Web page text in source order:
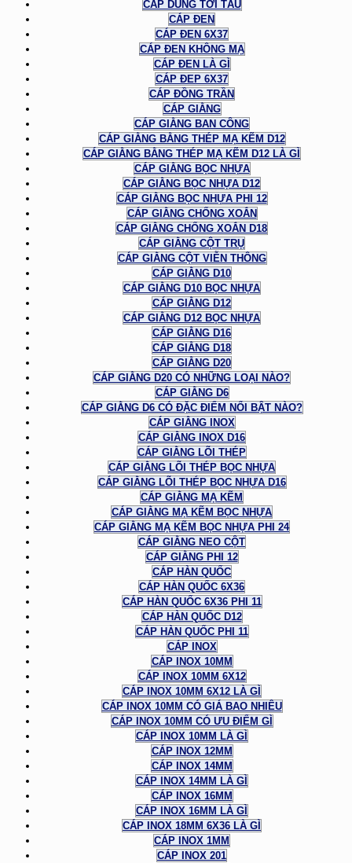
CÁP DÙNG TỜI TÀU
CÁP ĐEN
CÁP ĐEN 6X37
CÁP ĐEN KHÔNG MẠ
CÁP ĐEN LÀ GÌ
CÁP ĐEP 6X37
CÁP ĐỒNG TRẦN
CÁP GIẰNG
CÁP GIẰNG BAN CÔNG
CÁP GIẰNG BẰNG THÉP MẠ KẼM D12
CÁP GIẰNG BẰNG THÉP MẠ KẼM D12 LÀ GÌ
CÁP GIẰNG BỌC NHỰA
CÁP GIẰNG BỌC NHỰA D12
CÁP GIẰNG BỌC NHỰA PHI 12
CÁP GIẰNG CHỐNG XOẮN
CÁP GIẰNG CHỐNG XOẮN D18
CÁP GIẰNG CỘT TRỤ
CÁP GIẰNG CỘT VIỄN THÔNG
CÁP GIẰNG D10
CÁP GIẰNG D10 BỌC NHỰA
CÁP GIẰNG D12
CÁP GIẰNG D12 BỌC NHỰA
CÁP GIẰNG D16
CÁP GIẰNG D18
CÁP GIẰNG D20
CÁP GIẰNG D20 CÓ NHỮNG LOẠI NÀO?
CÁP GIẰNG D6
CÁP GIẰNG D6 CÓ ĐẶC ĐIỂM NỔI BẬT NÀO?
CÁP GIẰNG INOX
CÁP GIẰNG INOX D16
CÁP GIẰNG LÕI THÉP
CÁP GIẰNG LÕI THÉP BỌC NHỰA
CÁP GIẰNG LÕI THÉP BỌC NHỰA D16
CÁP GIẰNG MẠ KẼM
CÁP GIẰNG MẠ KẼM BỌC NHỰA
CÁP GIẰNG MẠ KẼM BỌC NHỰA PHI 24
CÁP GIẰNG NEO CỘT
CÁP GIẰNG PHI 12
CÁP HÀN QUỐC
CÁP HÀN QUỐC 6X36
CÁP HÀN QUỐC 6X36 PHI 11
CÁP HÀN QUỐC D12
CÁP HÀN QUỐC PHI 11
CÁP INOX
CÁP INOX 10MM
CÁP INOX 10MM 6X12
CÁP INOX 10MM 6X12 LÀ GÌ
CÁP INOX 10MM CÓ GIÁ BAO NHIÊU
CÁP INOX 10MM CÓ ƯU ĐIỂM GÌ
CÁP INOX 10MM LÀ GÌ
CÁP INOX 12MM
CÁP INOX 14MM
CÁP INOX 14MM LÀ GÌ
CÁP INOX 16MM
CÁP INOX 16MM LÀ GÌ
CÁP INOX 18MM 6X36 LÀ GÌ
CÁP INOX 1MM
CÁP INOX 201